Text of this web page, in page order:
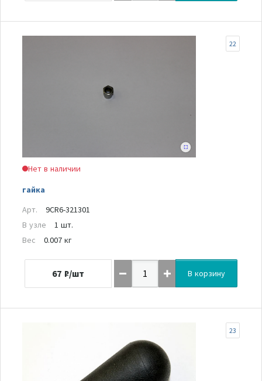
Нет в наличии
гайка
22
Арт.
9CR6-321301
В узле
1 шт.
Вес
0.007 кг
67 ₽/шт В корзину
23